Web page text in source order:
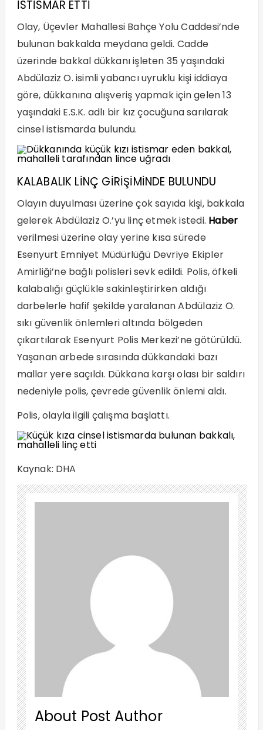
İSTİSMAR ETTİ
Olay, Üçevler Mahallesi Bahçe Yolu Caddesi’nde
bulunan bakkalda meydana geldi. Cadde
üzerinde bakkal dükkanı işleten 35 yaşındaki
Abdülaziz O. isimli yabancı uyruklu kişi iddiaya
göre, dükkanına alışveriş yapmak için gelen 13
yaşındaki E.S.K. adlı bir kız çocuğuna sarılarak
cinsel istismarda bulundu.
KALABALIK LİNÇ GİRİŞİMİNDE BULUNDU
Olayın duyulması üzerine çok sayıda kişi, bakkala
gelerek Abdülaziz O.’yu linç etmek istedi. Haber
verilmesi üzerine olay yerine kısa sürede
Esenyurt Emniyet Müdürlüğü Devriye Ekipler
Amirliği’ne bağlı polisleri sevk edildi. Polis, öfkeli
kalabalığı güçlükle sakinleştirirken aldığı
darbelerle hafif şekilde yaralanan Abdülaziz O.
sıkı güvenlik önlemleri altında bölgeden
çıkartılarak Esenyurt Polis Merkezi’ne götürüldü.
Yaşanan arbede sırasında dükkandaki bazı
mallar yere saçıldı. Dükkana karşı olası bir saldırı
nedeniyle polis, çevrede güvenlik önlemi aldı.
Polis, olayla ilgili çalışma başlattı.
Kaynak: DHA
About Post Author